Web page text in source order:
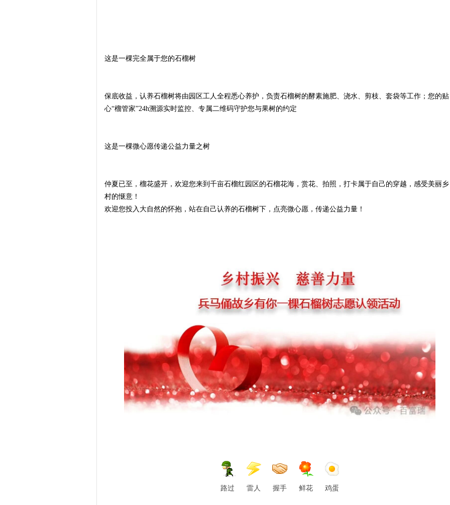
这是一棵完全属于您的石榴树
保底收益，认养石榴树将由园区工人全程悉心养护，负责石榴树的酵素施肥、浇水、剪枝、套袋等工作；您的贴
心“榴管家”24h溯源实时监控、专属二维码守护您与果树的约定
这是一棵微心愿传递公益力量之树
仲夏已至，榴花盛开，欢迎您来到千亩石榴红园区的石榴花海，赏花、拍照，打卡属于自己的穿越，感受美丽乡
村的惬意！
欢迎您投入大自然的怀抱，站在自己认养的石榴树下，点亮微心愿，传递公益力量！
路过 雷人 握手 鲜花 鸡蛋